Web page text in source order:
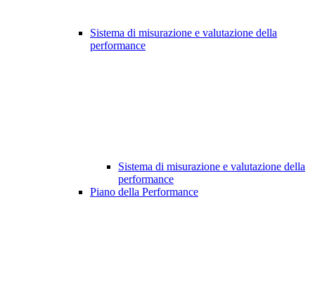
Sistema di misurazione e valutazione della
performance
Sistema di misurazione e valutazione della
performance
Piano della Performance